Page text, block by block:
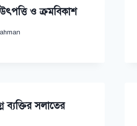
উৎপত্তি ও ক্রমবিকাশ
ব্যক্তির সলাতের